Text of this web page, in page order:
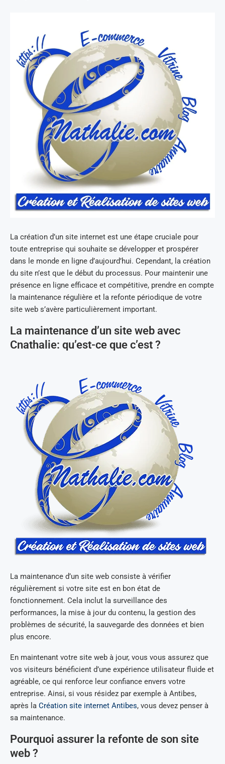
La création d’un site internet est une étape cruciale pour
toute entreprise qui souhaite se développer et prospérer
dans le monde en ligne d’aujourd’hui. Cependant, la création
du site n’est que le début du processus. Pour maintenir une
présence en ligne efficace et compétitive, prendre en compte
la maintenance régulière et la refonte périodique de votre
site web s’avère particulièrement important.
La maintenance d’un site web avec
Cnathalie: qu’est-ce que c’est ?
La maintenance d’un site web consiste à vérifier
régulièrement si votre site est en bon état de
fonctionnement. Cela inclut la surveillance des
performances, la mise à jour du contenu, la gestion des
problèmes de sécurité, la sauvegarde des données et bien
plus encore.
En maintenant votre site web à jour, vous vous assurez que
vos visiteurs bénéficient d’une expérience utilisateur fluide et
agréable, ce qui renforce leur confiance envers votre
entreprise. Ainsi, si vous résidez par exemple à Antibes,
après la Création site internet Antibes, vous devez penser à
sa maintenance.
Pourquoi assurer la refonte de son site
web ?